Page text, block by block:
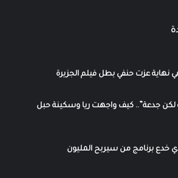
نهاية عزت حنفي بطل فيلم الجزيرة
جدعة”.. كيف واجهت ريا وسكينة حبل
خدع برنامج من سيربح المليون